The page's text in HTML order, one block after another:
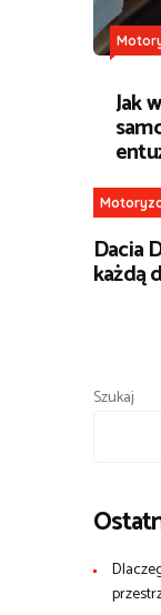
Jak
Dacia
każdą
Szukaj